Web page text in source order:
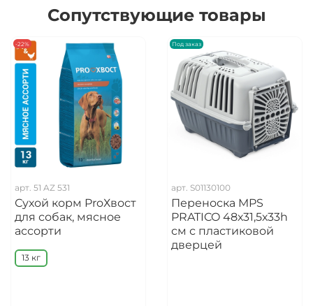
Сопутствующие товары
-22%
арт. 51 AZ 531
Сухой корм ProХвост
для собак, мясное
ассорти
13 кг
Под заказ
арт. S01130100
Переноска MPS
PRATICO 48х31,5х33h
см с пластиковой
дверцей